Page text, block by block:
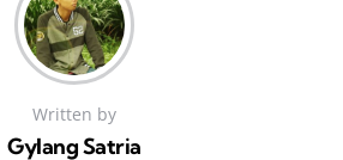
Written by
Gylang Satria